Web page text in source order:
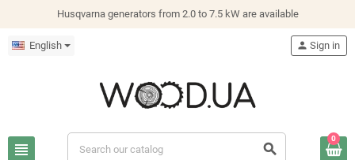
Husqvarna generators from 2.0 to 7.5 kW are available
English
view_headline search
person Sign in
0